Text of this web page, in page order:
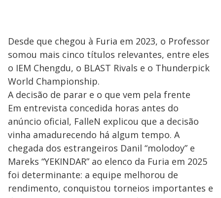
Desde que chegou à Furia em 2023, o Professor
somou mais cinco títulos relevantes, entre eles
o IEM Chengdu, o BLAST Rivals e o Thunderpick
World Championship.
A decisão de parar e o que vem pela frente
Em entrevista concedida horas antes do
anúncio oficial, FalleN explicou que a decisão
vinha amadurecendo há algum tempo. A
chegada dos estrangeiros Danil “molodoy” e
Mareks “YEKINDAR” ao elenco da Furia em 2025
foi determinante: a equipe melhorou de
rendimento, conquistou torneios importantes e